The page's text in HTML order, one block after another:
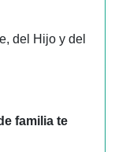
del Hijo y del
familia te